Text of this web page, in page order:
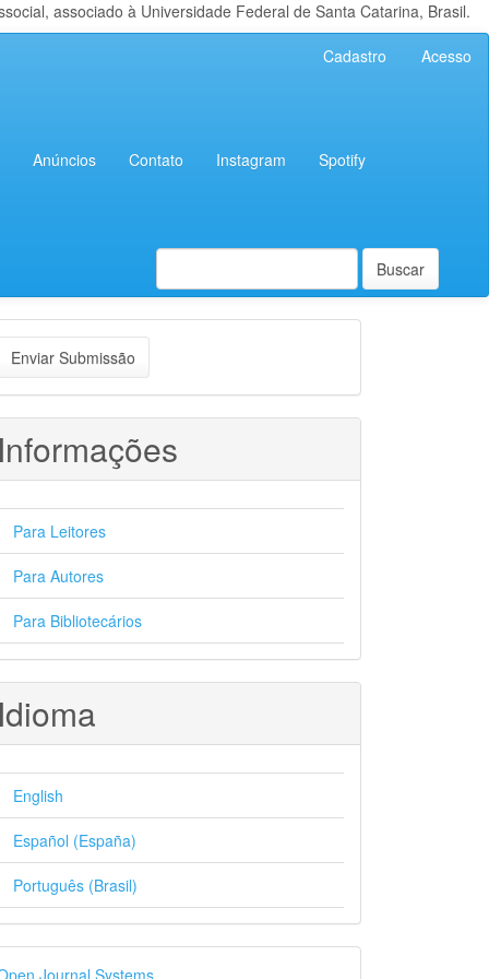
associado à Universidade Federal de Santa Catarina, Brasil.
Cadastro Acesso
Anúncios Contato Instagram Spotify
Buscar
Enviar Submissão
Para Leitores
Para Autores
Para Bibliotecários
English
Español (España)
Português (Brasil)
Journal Systems